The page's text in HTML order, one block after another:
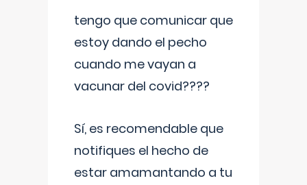
tengo que comunicar que
estoy dando el pecho
cuando me vayan a
vacunar del covid????
Sí, es recomendable que
notifiques el hecho de
estar amamantando a tu